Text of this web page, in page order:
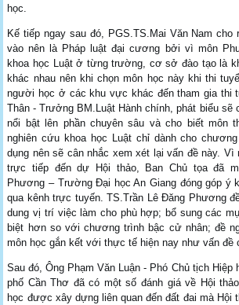
học.
Kế tiếp ngay sau đó, PGS.TS.Mai Văn Nam cho
vào nên là Pháp luật đại cương bởi vì môn
khoa học Luật ở từng trường, cơ sở đào tạo là
khác nhau nên khi chọn môn học này khi thi
người học ở các khu vực khác đến tham gia thi
Thân - Trưởng BM.Luật Hành chính, phát biểu sẽ
nổi bật lên phần chuyên sâu và cho biết môn
nghiên cứu khoa học Luật chỉ dành cho
dụng nên sẽ cân nhắc xem xét lại vấn đề này. Vì
trực tiếp đến dự Hội thảo, Ban Chủ tọa đã
Phương – Trường Đại học An Giang đóng góp ý
qua kênh trực tuyến. TS.Trần Lê Đăng Phương
dung vị trí việc làm cho phù hợp; bổ sung các
biệt hơn so với chương trình bậc cử nhân; đề
môn học gắn kết với thực tế hiện nay như vấn đề
Sau đó, Ông Phạm Văn Luận - Phó Chủ tịch Hiệp
phố Cần Thơ đã có một số đánh giá về Hội
học được xây dựng liên quan đến đất đai mà Hội